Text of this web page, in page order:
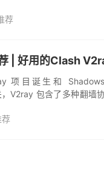
荐
| 好用的Clash
项目诞生和
V2ray 包含了多种翻墙
荐